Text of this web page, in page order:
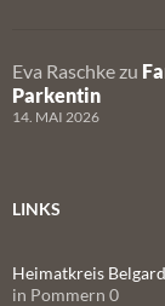
Eva Raschke zu
Parkentin
14. MAI 2026
LINKS
Heimatkreis
in Pommern 0